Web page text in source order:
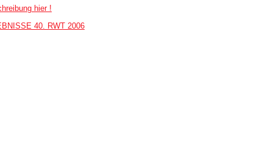
hier !
40. RWT 2006